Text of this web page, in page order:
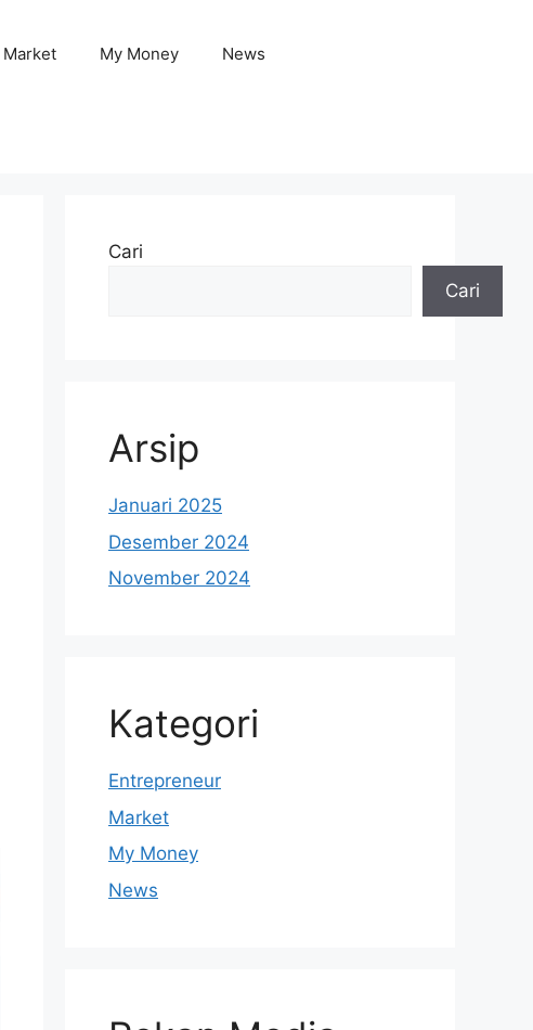
Market My Money News
Cari
Cari
Arsip
Januari 2025
Desember 2024
November 2024
Kategori
Entrepreneur
Market
My Money
News